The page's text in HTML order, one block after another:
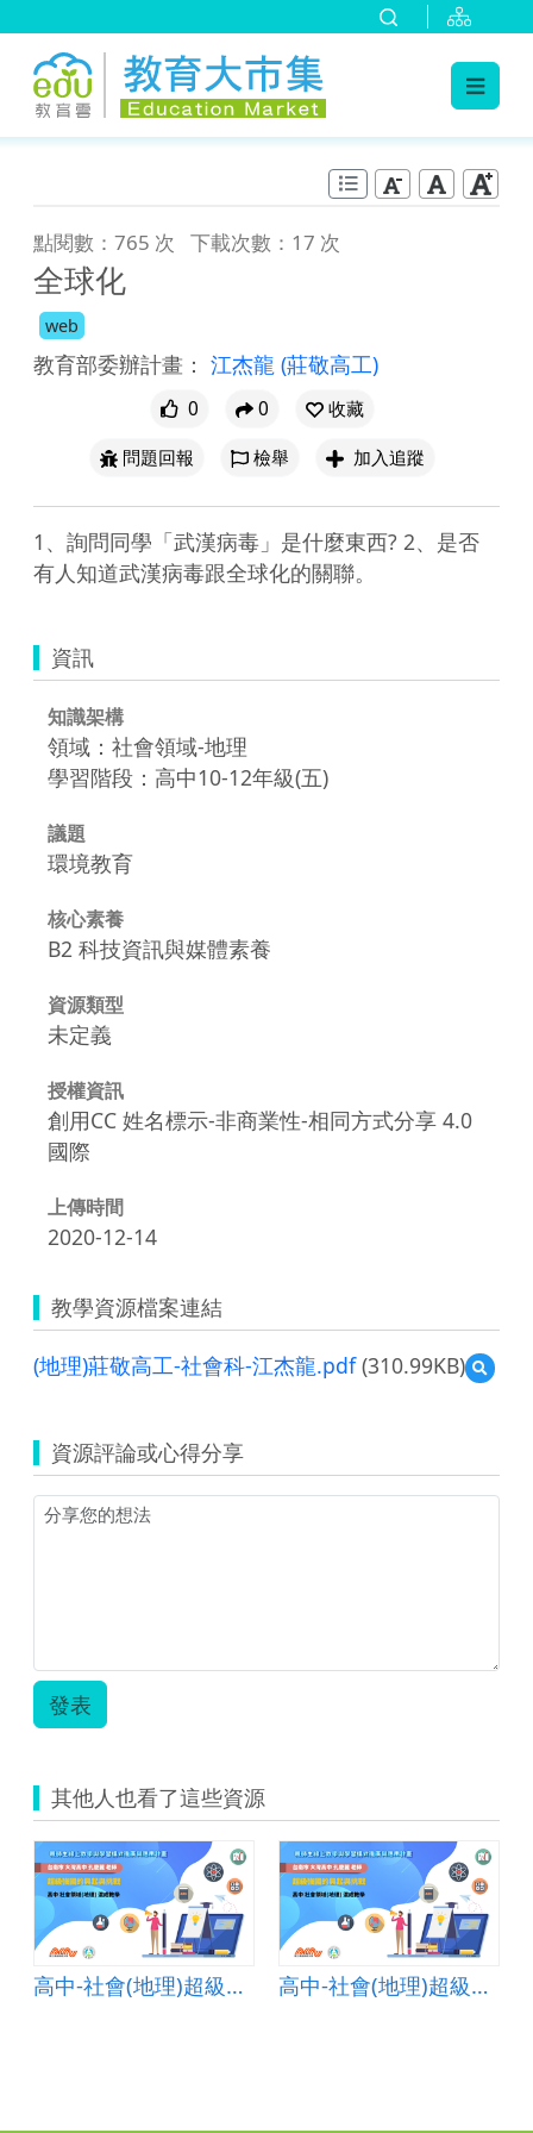
點閱數：765 次 下載次數：17 次
全球化
web
教育部委辦計畫： 江杰龍 (莊敬高工)
0 0
收藏
問題回報
檢舉 加入追蹤
1、詢問同學「武漢病毒」是什麼東西? 2、是否
有人知道武漢病毒跟全球化的關聯。
資訊
知識架構
領域：社會領域-地理
學習階段：高中10-12年級(五)
議題
環境教育
核心素養
B2 科技資訊與媒體素養
資源類型
未定義
授權資訊
創用CC 姓名標示-非商業性-相同方式分享 4.0
國際
上傳時間
2020-12-14
教學資源檔案連結
(地理)莊敬高工-社會科-江杰龍.pdf(310.99KB)
預
覽
敬
高
龍.pdf
資源評論或心得分享
發表
其他人也看了這些資源
高中-社會(地理)超級強國的興起與挑戰-B-混成教學-台南市大灣高中-孔慶麗老師 高中-社會(地理)超級強國的興起與挑戰-B-混成教學-台南市大灣高中-孔慶麗老師